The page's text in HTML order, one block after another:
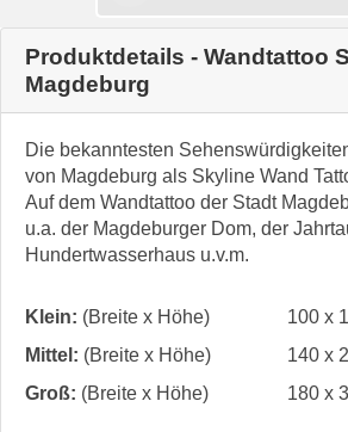
Produktdetails - Wandtattoo
Magdeburg
Die bekanntesten
von Magdeburg als Skyline Wand
Auf dem Wandtattoo der Stadt
u.a. der Magdeburger Dom, der
Hundertwasserhaus u.v.m.
Klein: (Breite x Höhe)
100 x
Mittel: (Breite x Höhe)
140 x
Groß: (Breite x Höhe) 180 x